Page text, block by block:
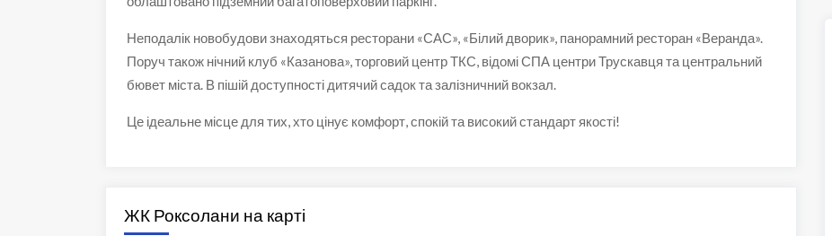
Неподалік новобудови знаходяться ресторани «САС», «Білий дворик», панорамний ресторан «Веранда».
Поруч також нічний клуб «Казанова», торговий центр ТКС, відомі СПА центри Трускавця та центральний
бювет міста. В пішій доступності дитячий садок та залізничний вокзал.
Це ідеальне місце для тих, хто цінує комфорт, спокій та високий стандарт якості!
ЖК Роксолани на карті